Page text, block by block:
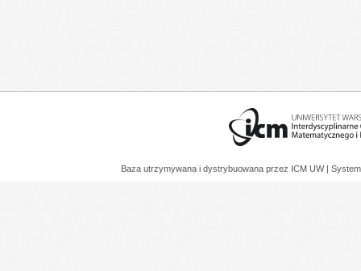
Baza utrzymywana i dystrybuowana przez ICM UW |